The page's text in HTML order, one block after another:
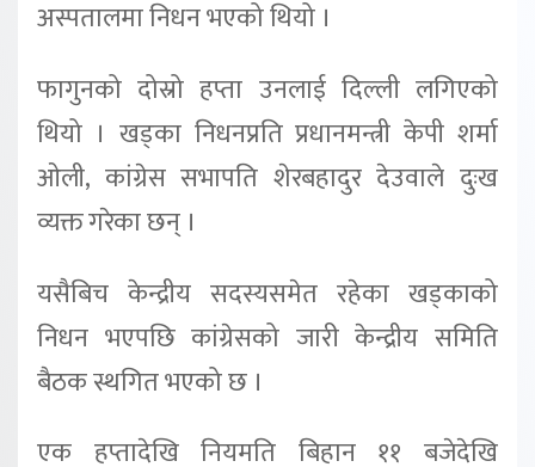
अस्पतालमा निधन भएको थियो ।
फागुनको दोस्रो हप्ता उनलाई दिल्ली लगिएको
थियो । खड्का निधनप्रति प्रधानमन्त्री केपी शर्मा
ओली, कांग्रेस सभापति शेरबहादुर देउवाले दुःख
व्यक्त गरेका छन् ।
यसैबिच केन्द्रीय सदस्यसमेत रहेका खड्काको
निधन भएपछि कांग्रेसको जारी केन्द्रीय समिति
बैठक स्थगित भएको छ ।
एक हप्तादेखि नियमति बिहान ११ बजेदेखि